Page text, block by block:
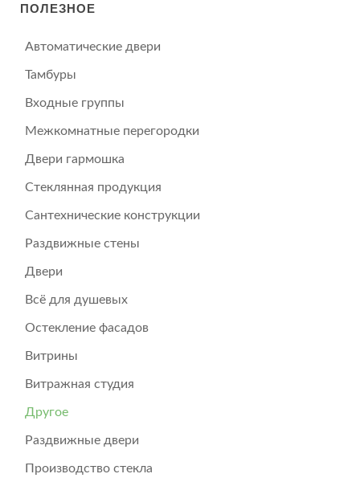
ПОЛЕЗНОЕ
Автоматические двери
Тамбуры
Входные группы
Межкомнатные перегородки
Двери гармошка
Стеклянная продукция
Сантехнические конструкции
Раздвижные стены
Двери
Всё для душевых
Остекление фасадов
Витрины
Витражная студия
Другое
Раздвижные двери
Производство стекла